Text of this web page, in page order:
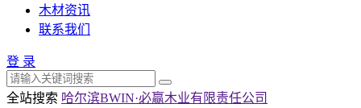
木材资讯
联系我们
登 录
全站搜索 哈尔滨BWIN·必赢木业有限责任公司